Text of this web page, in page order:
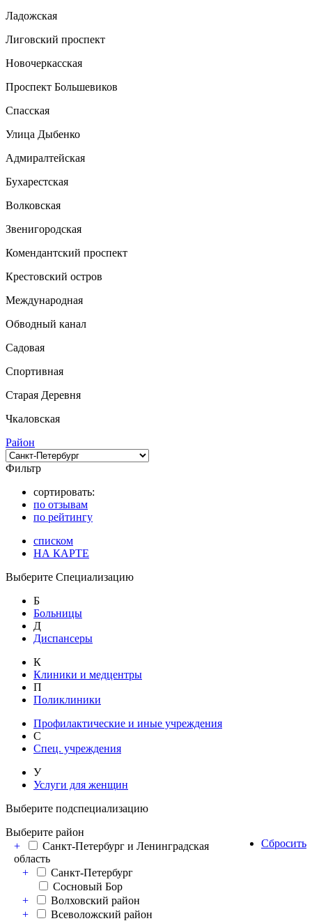
Ладожская
Лиговский проспект
Новочеркасская
Проспект Большевиков
Спасская
Улица Дыбенко
Адмиралтейская
Бухарестская
Волковская
Звенигородская
Комендантский проспект
Крестовский остров
Международная
Обводный канал
Садовая
Спортивная
Старая Деревня
Чкаловская
Район
Фильтр
сортировать:
по отзывам
по рейтингу
списком
НА КАРТЕ
Выберите Специализацию
Б
Больницы
Д
Диспансеры
К
Клиники и медцентры
П
Поликлиники
Профилактические и иные учреждения
С
Спец. учреждения
У
Услуги для женщин
Выберите подспециализацию
Сбросить
Выберите район
+
Санкт-Петербург и Ленинградская
область
+
Санкт-Петербург
Сосновый Бор
+
Волховский район
+
Всеволожский район